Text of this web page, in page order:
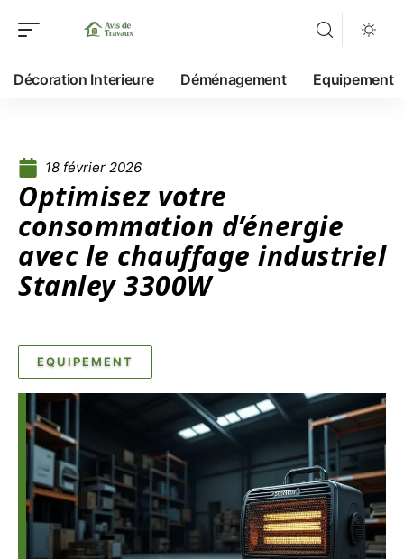
Décoration Interieure Déménagement Equipement
18 février 2026
Optimisez votre
consommation d’énergie
avec le chauffage industriel
Stanley 3300W
EQUIPEMENT